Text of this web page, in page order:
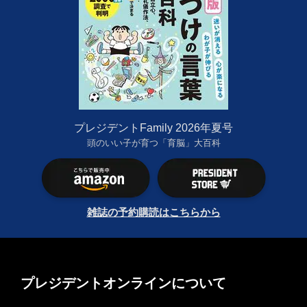
プレジデントFamily 2026年夏号
頭のいい子が育つ「育脳」大百科
雑誌の予約購読はこちらから
プレジデントオンラインについて